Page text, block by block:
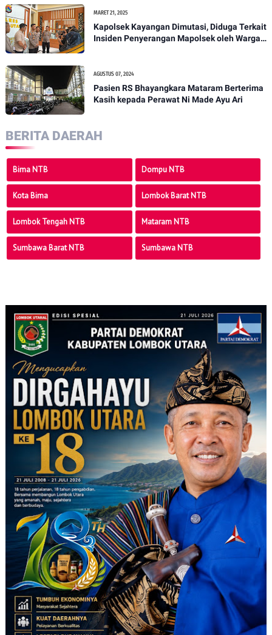
MARET 21, 2025
Kapolsek Kayangan Dimutasi, Diduga Terkait
Insiden Penyerangan Mapolsek oleh Warga -
AGUSTUS 07, 2024
Pasien RS Bhayangkara Mataram Berterima
Kasih kepada Perawat Ni Made Ayu Ari
BERITA DAERAH
Bima NTB Dompu NTB
Kota Bima Lombok Barat NTB
Lombok Tengah NTB Mataram NTB
Sumbawa Barat NTB Sumbawa NTB